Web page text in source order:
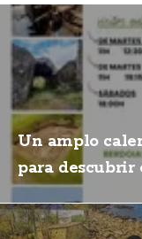
Un amplo
para